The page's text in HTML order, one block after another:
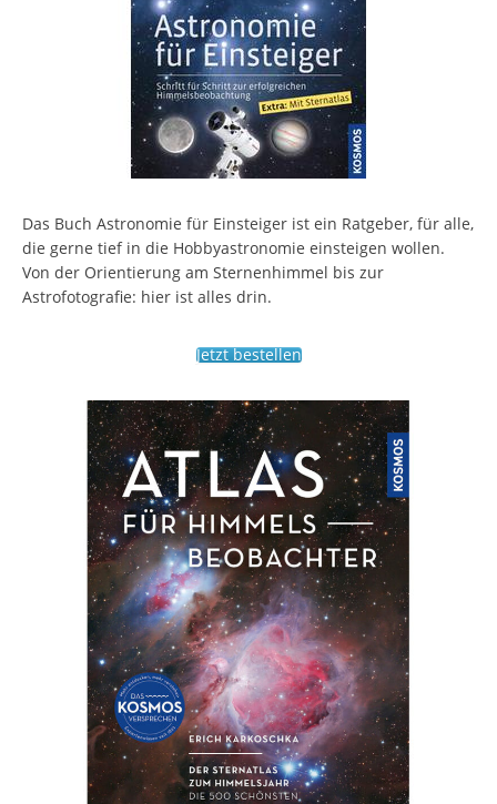
Das Buch Astronomie für Einsteiger ist ein Ratgeber, für alle,
die gerne tief in die Hobbyastronomie einsteigen wollen.
Von der Orientierung am Sternenhimmel bis zur
Astrofotografie: hier ist alles drin.
Jetzt bestellen